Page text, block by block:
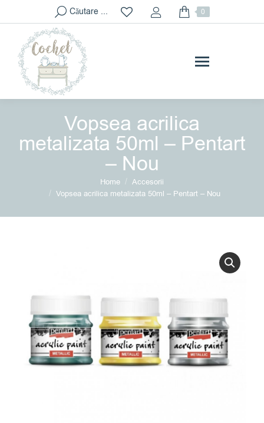
Search:Căutare ... 0
Vopsea acrilica
metalizata 50ml – Pentart
– Nou
Home
Accesorii
Vopsea acrilica metalizata 50ml – Pentart – Nou